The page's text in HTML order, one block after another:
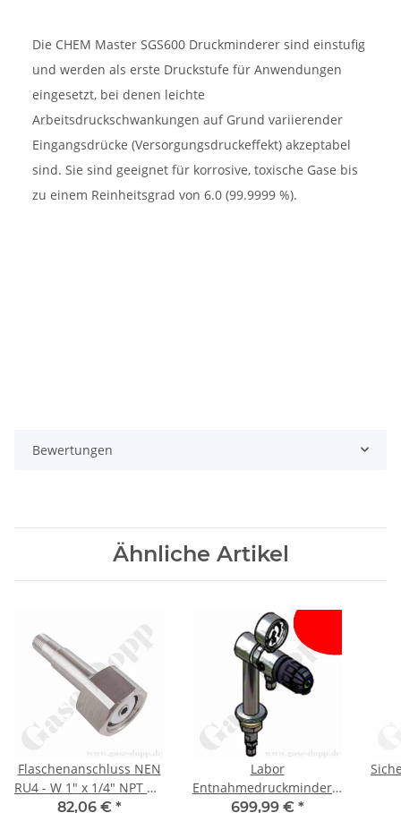
Die CHEM Master SGS600 Druckminderer sind einstufig
und werden als erste Druckstufe für Anwendungen
eingesetzt, bei denen leichte
Arbeitsdruckschwankungen auf Grund variierender
Eingangsdrücke (Versorgungsdruckeffekt) akzeptabel
sind. Sie sind geeignet für korrosive, toxische Gase bis
zu einem Reinheitsgrad von 6.0 (99.9999 %).
Bewertungen
Ähnliche Artikel
Flaschenanschluss NEN
RU4 - W 1" x 1/4" NPT AG
- Chlor,
82,06 € *
Labor
Entnahmedruckminderer
auf Standsäule mit
699,99 € *